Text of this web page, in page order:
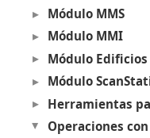
Módulo MMS
Módulo MMI
Módulo Edificios
Módulo
Herramientas
Operaciones